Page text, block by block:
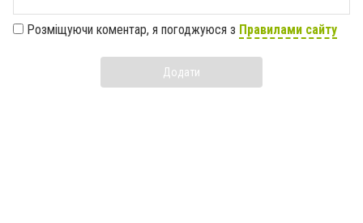
Розміщуючи коментар, я погоджуюся з Правилами сайту
Додати